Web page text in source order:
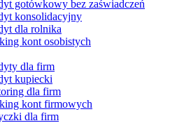
gotówkowy bez zaświadczeń
konsolidacyjny
dla rolnika
kont osobistych
dla firm
kupiecki
dla firm
kont firmowych
dla firm